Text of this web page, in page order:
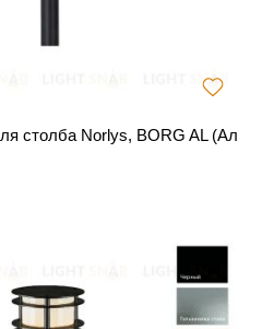
столба Norlys, BORG AL (Ал